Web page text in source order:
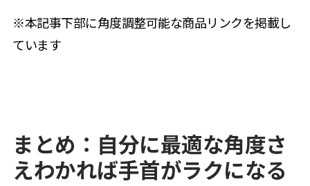
※本記事下部に角度調整可能な商品リンクを掲載し
ています
まとめ：自分に最適な角度さ
えわかれば手首がラクになる